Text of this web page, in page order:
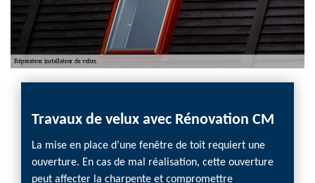
Travaux de velux avec Rénovation CM
La mise en place d’une fenêtre de toit requiert une
ouverture. En cas de mal réalisation, cette ouverture
peut affecter la charpente et compromettre